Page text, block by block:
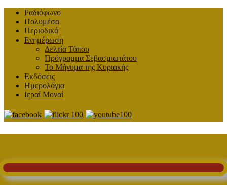
Ραδιόφωνο
Πολυμέσα
Περιοδικά
Ενημέρωση
Δελτία Τύπου
Πρόγραμμα Σεβασμιωτάτου
Το Μήνυμα της Κυριακής
Εκδόσεις
Ημερολόγια
Ιεραί Μοναί